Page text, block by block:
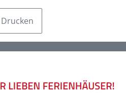
Drucken